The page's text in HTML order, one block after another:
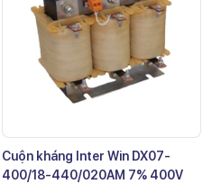
Cuộn kháng Inter Win DX07-
400/18-440/020AM 7% 400V